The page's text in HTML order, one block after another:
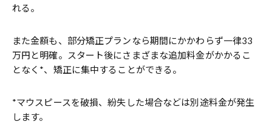
れる。
また金額も、部分矯正プランなら期間にかかわらず一律33
万円と明確。スタート後にさまざまな追加料金がかかるこ
となく*、矯正に集中することができる。
*マウスピースを破損、紛失した場合などは別途料金が発生
します。